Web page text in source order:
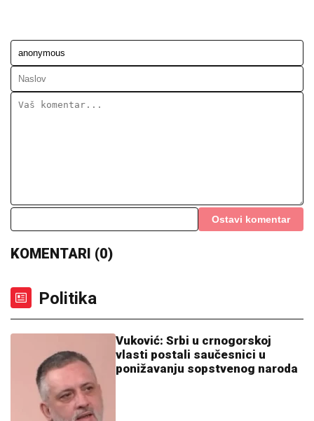
Ostavi komentar
KOMENTARI (0)
Politika
Vuković: Srbi u crnogorskoj
vlasti postali saučesnici u
ponižavanju sopstvenog naroda